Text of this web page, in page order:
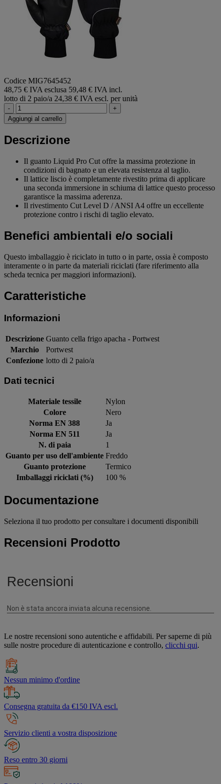
Codice MIG7645452
48,75 € IVA esclusa 59,48 € IVA incl.
lotto di 2 paio/a 24,38 € IVA escl. per unità
-
+
Aggiungi al carrello
Descrizione
Il guanto Liquid Pro Cut offre la massima protezione in
condizioni di bagnato e un elevata resistenza al taglio.
Il lattice liscio è completamente rivestito prima di applicare
una seconda immersione in schiuma di lattice questo processo
garantisce la massima aderenza.
Il rivestimento Cut Level D / ANSI A4 offre un eccellente
protezione contro i rischi di taglio elevato.
Benefici ambientali e/o sociali
Questo imballaggio è riciclato in tutto o in parte, ossia è composto
interamente o in parte da materiali riciclati (fare riferimento alla
scheda tecnica per maggiori informazioni).
Caratteristiche
Informazioni
Descrizione Guanto cella frigo apacha - Portwest
Marchio
Portwest
Confezione lotto di 2 paio/a
Dati tecnici
Materiale tessile
Nylon
Colore
Nero
Norma EN 388
Ja
Norma EN 511
Ja
N. di paia
1
Guanto per uso dell'ambiente Freddo
Guanto protezione
Termico
Imballaggi riciclati (%)
100 %
Documentazione
Seleziona il tuo prodotto per consultare i documenti disponibili
Recensioni Prodotto
Le nostre recensioni sono autentiche e affidabili. Per saperne di più
sulle nostre procedure di autenticazione e controllo, clicchi qui.
Nessun minimo d'ordine
Consegna gratuita da €150 IVA escl.
Servizio clienti a vostra disposizione
Reso entro 30 giorni